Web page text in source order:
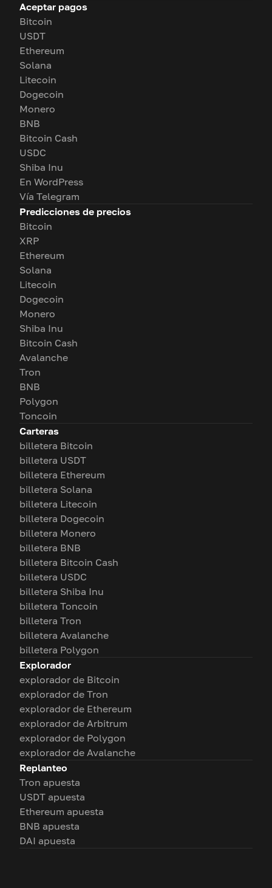
Aceptar pagos
Bitcoin
USDT
Ethereum
Solana
Litecoin
Dogecoin
Monero
BNB
Bitcoin Cash
USDC
Shiba Inu
En WordPress
Vía Telegram
Predicciones de precios
Bitcoin
XRP
Ethereum
Solana
Litecoin
Dogecoin
Monero
Shiba Inu
Bitcoin Cash
Avalanche
Tron
BNB
Polygon
Toncoin
Carteras
billetera Bitcoin
billetera USDT
billetera Ethereum
billetera Solana
billetera Litecoin
billetera Dogecoin
billetera Monero
billetera BNB
billetera Bitcoin Cash
billetera USDC
billetera Shiba Inu
billetera Toncoin
billetera Tron
billetera Avalanche
billetera Polygon
Explorador
explorador de Bitcoin
explorador de Tron
explorador de Ethereum
explorador de Arbitrum
explorador de Polygon
explorador de Avalanche
Replanteo
Tron apuesta
USDT apuesta
Ethereum apuesta
BNB apuesta
DAI apuesta